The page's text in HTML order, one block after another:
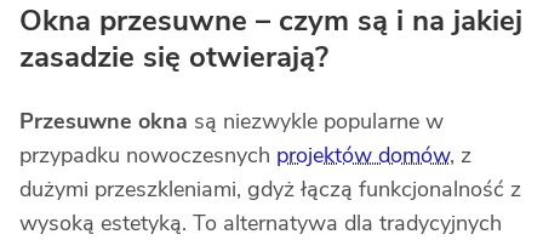
Okna przesuwne – czym są i na jakiej
zasadzie się otwierają?
Przesuwne okna są niezwykle popularne w
przypadku nowoczesnych projektów domów, z
dużymi przeszkleniami, gdyż łączą funkcjonalność z
wysoką estetyką. To alternatywa dla tradycyjnych